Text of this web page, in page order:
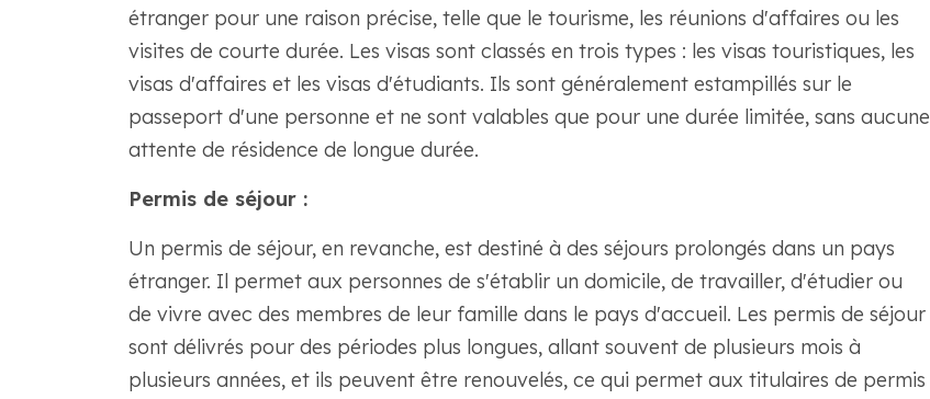
étranger pour une raison précise, telle que le tourisme, les réunions d'affaires ou les
visites de courte durée. Les visas sont classés en trois types : les visas touristiques, les
visas d'affaires et les visas d'étudiants. Ils sont généralement estampillés sur le
passeport d'une personne et ne sont valables que pour une durée limitée, sans aucune
attente de résidence de longue durée.
Permis de séjour :
Un permis de séjour, en revanche, est destiné à des séjours prolongés dans un pays
étranger. Il permet aux personnes de s'établir un domicile, de travailler, d'étudier ou
de vivre avec des membres de leur famille dans le pays d'accueil. Les permis de séjour
sont délivrés pour des périodes plus longues, allant souvent de plusieurs mois à
plusieurs années, et ils peuvent être renouvelés, ce qui permet aux titulaires de permis